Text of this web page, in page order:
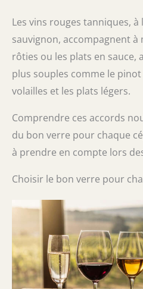
Les vins rouges tanniques, à
sauvignon, accompagnent à
rôties ou les plats en sauce,
plus souples comme le
volailles et les plats légers.
Comprendre ces accords
du bon verre pour chaque
à prendre en compte lors
Choisir le bon verre pour